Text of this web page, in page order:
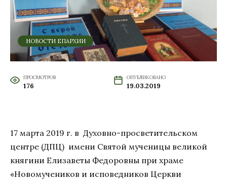
НОВОСТИ ЕПАРХИИ
ПРОСМОТРОВ
176
ОПУБЛИКОВАНО
19.03.2019
17 марта 2019 г. в Духовно-просветительском
центре (ДПЦ) имени Святой мученицы великой
княгини Елизаветы Федоровны при храме
«Новомучеников и исповедников Церкви